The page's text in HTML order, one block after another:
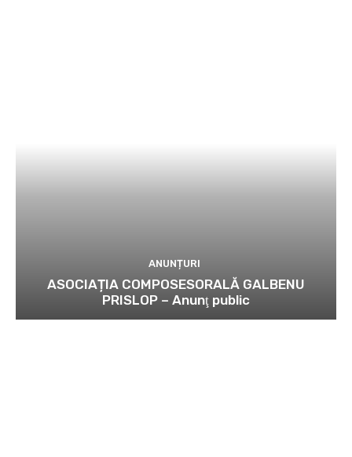
ANUNȚURI
ASOCIAȚIA COMPOSESORALĂ GALBENU
PRISLOP – Anunţ public